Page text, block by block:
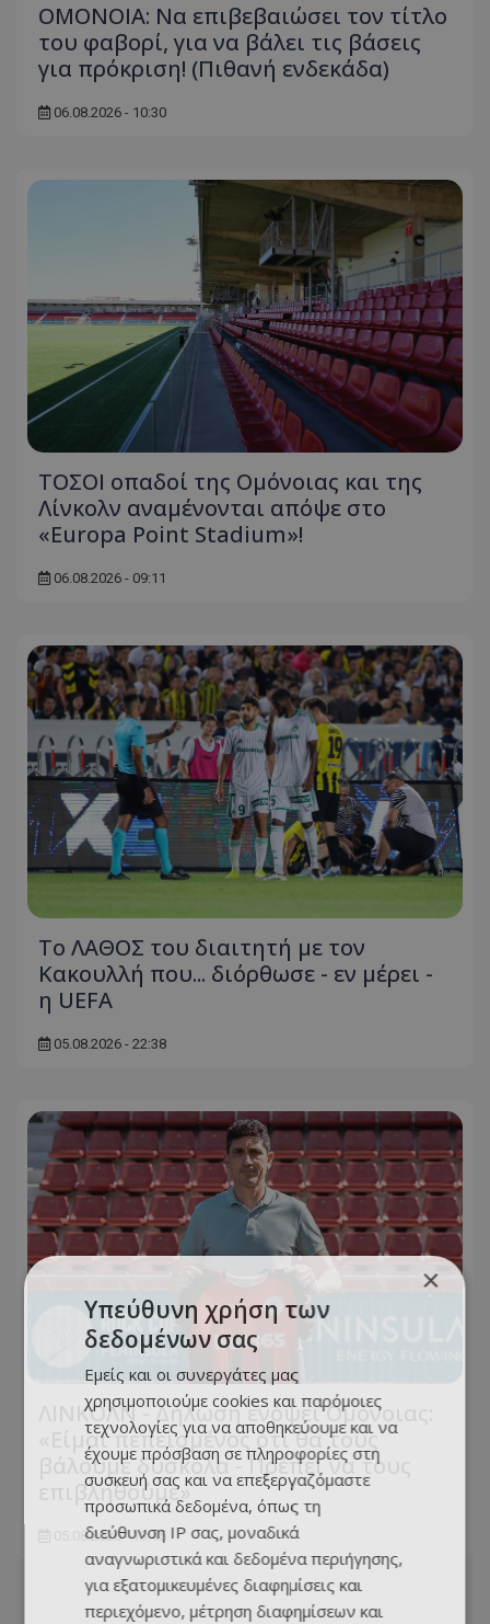
ΟΜΟΝΟΙΑ: Να επιβεβαιώσει τον τίτλο
του φαβορί, για να βάλει τις βάσεις
για πρόκριση! (Πιθανή ενδεκάδα)
06.08.2026 - 10:30
ΤΟΣΟΙ οπαδοί της Ομόνοιας και της
Λίνκολν αναμένονται απόψε στο
«Europa Point Stadium»!
06.08.2026 - 09:11
Το ΛΑΘΟΣ του διαιτητή με τον
Κακουλλή που... διόρθωσε - εν μέρει -
η UEFA
05.08.2026 - 22:38
ΛΙΝΚΟΛΝ - Δήλωση ενόψει Ομόνοιας:
«Είμαι πεπεισμένος ότι θα τους
βάλουμε δύσκολα - Πρέπει να τους
επιβληθούμε»
05.08.2026 - 13:45
×
Υπεύθυνη χρήση των
δεδομένων σας
Εμείς και οι συνεργάτες μας
χρησιμοποιούμε cookies και παρόμοιες
τεχνολογίες για να αποθηκεύουμε και να
έχουμε πρόσβαση σε πληροφορίες στη
συσκευή σας και να επεξεργαζόμαστε
προσωπικά δεδομένα, όπως τη
διεύθυνση IP σας, μοναδικά
αναγνωριστικά και δεδομένα περιήγησης,
για εξατομικευμένες διαφημίσεις και
περιεχόμενο, μέτρηση διαφημίσεων και